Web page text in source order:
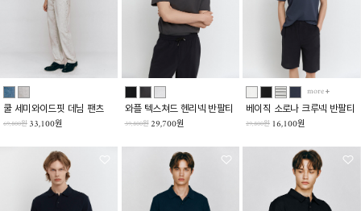
쿨 세미와이드핏 데님 팬츠
69,800원 33,100원
와플 텍스쳐드 헨리넥 반팔티
39,800원 29,700원
more
베이직 소로나 크루넥 반팔티
29,800원 16,100원